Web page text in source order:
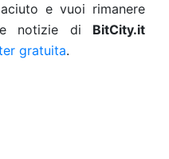
e vuoi rimanere
notizie di BitCity.it
gratuita.